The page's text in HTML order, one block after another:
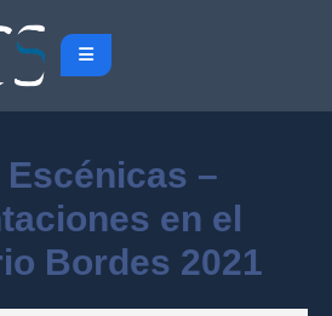
–
en el
Bordes 2021